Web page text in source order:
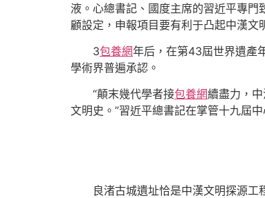
液。心總書記、國度主席的習近平專門
顧設定，申報項目要有利于凸起中漢
3包養網年后，在第43屆世界遺產
學術界普遍承認。
“顛末幾代學者接包養網續盡力，
文明史。”習近平總書記在掌管十九屆
良渚古城遺址恰是中漢文明探源工